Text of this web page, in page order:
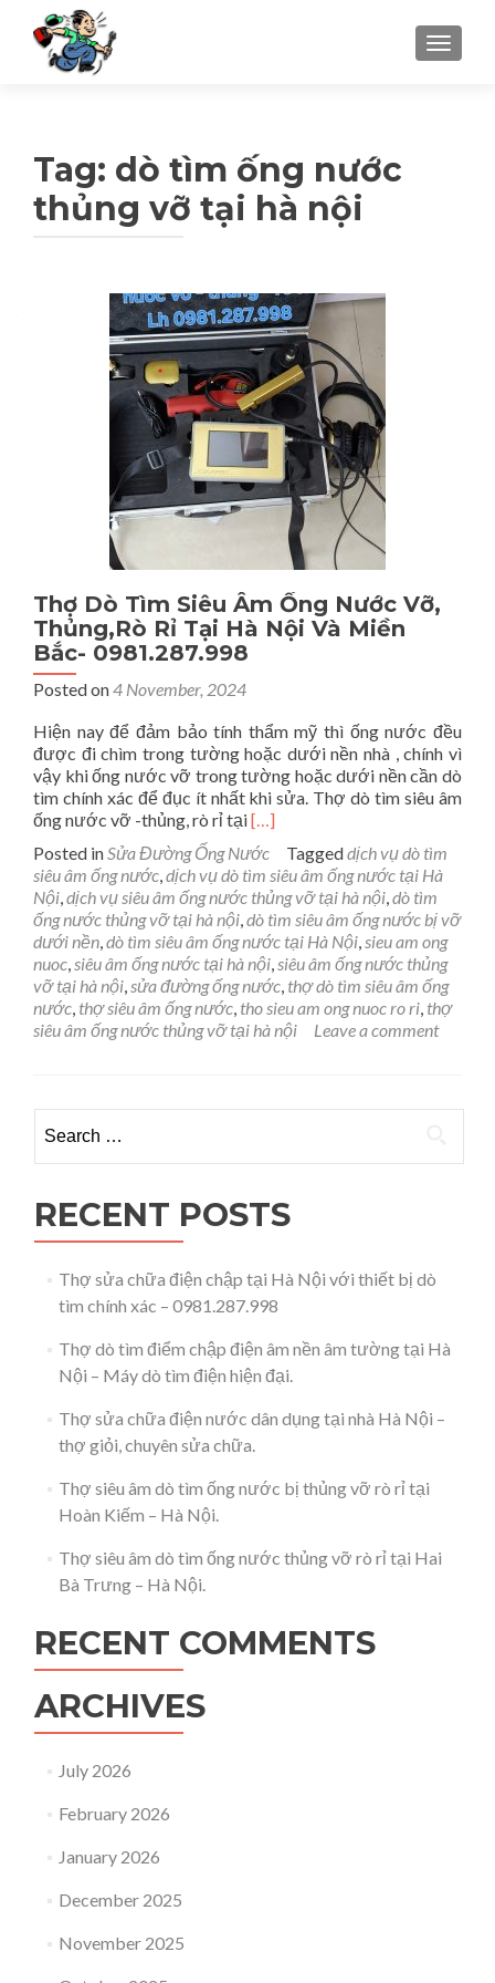
Tag: dò tìm ống nước
thủng vỡ tại hà nội
Thợ Dò Tìm Siêu Âm Ống Nước Vỡ,
Thủng,Rò Rỉ Tại Hà Nội Và Miền
Bắc- 0981.287.998
Posted on4 November, 2024
Hiện nay để đảm bảo tính thẩm mỹ thì ống nước đều
được đi chìm trong tường hoặc dưới nền nhà , chính vì
vậy khi ống nước vỡ trong tường hoặc dưới nền cần dò
tìm chính xác để đục ít nhất khi sửa. Thợ dò tìm siêu âm
ống nước vỡ -thủng, rò rỉ tạiRead
more
about
Thợ
Dò
Tìm
Siêu
Âm
Ống
Nước
Vỡ,
Tại
Bắc-
[…]
Posted inSửa Đường Ống Nước Taggeddịch vụ dò tìm
siêu âm ống nước,dịch vụ dò tìm siêu âm ống nước tại Hà
Nội,dịch vụ siêu âm ống nước thủng vỡ tại hà nội,dò tìm
ống nước thủng vỡ tại hà nội,dò tìm siêu âm ống nước bị vỡ
dưới nền,dò tìm siêu âm ống nước tại Hà Nội,sieu am ong
nuoc,siêu âm ống nước tại hà nội,siêu âm ống nước thủng
vỡ tại hà nội,sửa đường ống nước, thợ dò tìm siêu âm ống
nước, thợ siêu âm ống nước, tho sieu am ong nuoc ro ri, thợ
siêu âm ống nước thủng vỡ tại hà nội
Leave a comment
RECENT POSTS
Thợ sửa chữa điện chập tại Hà Nội với thiết bị dò
tìm chính xác – 0981.287.998
Thợ dò tìm điểm chập điện âm nền âm tường tại Hà
Nội – Máy dò tìm điện hiện đại.
Thợ sửa chữa điện nước dân dụng tại nhà Hà Nội –
thợ giỏi, chuyên sửa chữa.
Thợ siêu âm dò tìm ống nước bị thủng vỡ rò rỉ tại
Hoàn Kiếm – Hà Nội.
Thợ siêu âm dò tìm ống nước thủng vỡ rò rỉ tại Hai
Bà Trưng – Hà Nội.
RECENT COMMENTS
ARCHIVES
July 2026
February 2026
January 2026
December 2025
November 2025